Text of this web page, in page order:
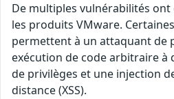
De multiples vulnérabilités
les produits VMware.
permettent à un attaquant de
exécution de code arbitraire à
de privilèges et une injection
distance (XSS).